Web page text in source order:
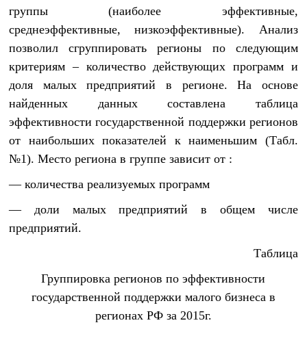
группы (наиболее эффективные,
среднеэффективные, низкоэффективные). Анализ
позволил сгруппировать регионы по следующим
критериям – количество действующих программ и
доля малых предприятий в регионе. На основе
найденных данных составлена таблица
эффективности государственной поддержки регионов
от наибольших показателей к наименьшим (Табл.
№1). Место региона в группе зависит от :
— количества реализуемых программ
— доли малых предприятий в общем числе
предприятий.
Таблица
Группировка регионов по эффективности
государственной поддержки малого бизнеса в
регионах РФ за 2015г.